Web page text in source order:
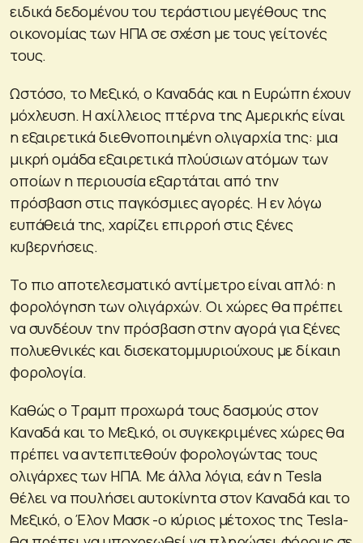
ειδικά δεδομένου του τεράστιου μεγέθους της
οικονομίας των ΗΠΑ σε σχέση με τους γείτονές
τους.
Ωστόσο, το Μεξικό, ο Καναδάς και η Ευρώπη έχουν
μόχλευση. Η αχίλλειος πτέρνα της Αμερικής είναι
η εξαιρετικά διεθνοποιημένη ολιγαρχία της: μια
μικρή ομάδα εξαιρετικά πλούσιων ατόμων των
οποίων η περιουσία εξαρτάται από την
πρόσβαση στις παγκόσμιες αγορές. Η εν λόγω
ευπάθειά της, χαρίζει επιρροή στις ξένες
κυβερνήσεις.
Το πιο αποτελεσματικό αντίμετρο είναι απλό: η
φορολόγηση των ολιγάρχών. Οι χώρες θα πρέπει
να συνδέουν την πρόσβαση στην αγορά για ξένες
πολυεθνικές και δισεκατομμυριούχους με δίκαιη
φορολογία.
Καθώς ο Τραμπ προχωρά τους δασμούς στον
Καναδά και το Μεξικό, οι συγκεκριμένες χώρες θα
πρέπει να αντεπιτεθούν φορολογώντας τους
ολιγάρχες των ΗΠΑ. Με άλλα λόγια, εάν η Tesla
θέλει να πουλήσει αυτοκίνητα στον Καναδά και το
Μεξικό, ο Έλον Μασκ -ο κύριος μέτοχος της Tesla-